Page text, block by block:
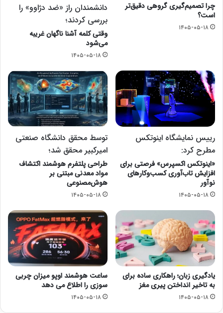
چرا تصمیم‌گیری گروهی دقیق‌تر
است؟
۱۴۰۵-۰۵-۱۸
دانشمندان راز «ضد دژاوو» را
بررسی کردند؛
وقتی کلمه آشنا ناگهان غریبه
می‌شود
۱۴۰۵-۰۵-۱۸
رییس نمایشگاه اینوتکس
مطرح کرد:
«اینوتکس اکسپرس» فرصتی برای
افزایش تاب‌آوری کسب‌وکارهای
نوآور
۱۴۰۵-۰۵-۱۸
توسط محقق دانشگاه صنعتی
امیرکبیر محقق شد؛
طراحی پلتفرم هوشمند اکتشاف
مواد معدنی مبتنی بر
هوش‌مصنوعی
۱۴۰۵-۰۵-۱۸
یادگیری زبان؛ راهکاری ساده برای
به تاخیر انداختن پیری مغز
۱۴۰۵-۰۵-۱۸
ساعت هوشمند اوپو میزان چربی
سوزی را اطلاع می دهد
۱۴۰۵-۰۵-۱۸